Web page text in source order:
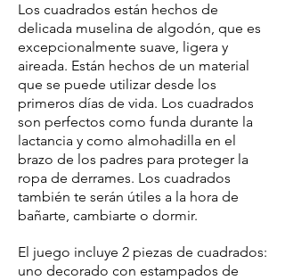
Los cuadrados están hechos de
delicada muselina de algodón, que es
excepcionalmente suave, ligera y
aireada. Están hechos de un material
que se puede utilizar desde los
primeros días de vida. Los cuadrados
son perfectos como funda durante la
lactancia y como almohadilla en el
brazo de los padres para proteger la
ropa de derrames. Los cuadrados
también te serán útiles a la hora de
bañarte, cambiarte o dormir.
El juego incluye 2 piezas de cuadrados:
uno decorado con estampados de